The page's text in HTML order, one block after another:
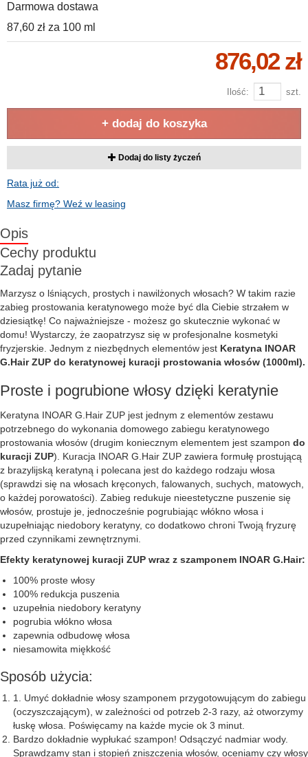
Darmowa dostawa
87,60 zł za 100 ml
876,02 zł
Ilość: szt.
+ dodaj do koszyka
Dodaj do listy życzeń
Rata już od:
Masz firmę? Weź w leasing
Opis
Cechy produktu
Zadaj pytanie
Marzysz o lśniących, prostych i nawilżonych włosach? W takim razie
zabieg prostowania keratynowego może być dla Ciebie strzałem w
dziesiątkę! Co najważniejsze - możesz go skutecznie wykonać w
domu! Wystarczy, że zaopatrzysz się w profesjonalne kosmetyki
fryzjerskie. Jednym z niezbędnych elementów jest Keratyna INOAR
G.Hair ZUP do keratynowej kuracji prostowania włosów (1000ml).
Proste i pogrubione włosy dzięki keratynie
Keratyna INOAR G.Hair ZUP jest jednym z elementów zestawu
potrzebnego do wykonania domowego zabiegu keratynowego
prostowania włosów (drugim koniecznym elementem jest szampon do
kuracji ZUP). Kuracja INOAR G.Hair ZUP zawiera formułę prostującą
z brazylijską keratyną i polecana jest do każdego rodzaju włosa
(sprawdzi się na włosach kręconych, falowanych, suchych, matowych,
o każdej porowatości). Zabieg redukuje nieestetyczne puszenie się
włosów, prostuje je, jednocześnie pogrubiając włókno włosa i
uzupełniając niedobory keratyny, co dodatkowo chroni Twoją fryzurę
przed czynnikami zewnętrznymi.
Efekty keratynowej kuracji ZUP wraz z szamponem INOAR G.Hair:
100% proste włosy
100% redukcja puszenia
uzupełnia niedobory keratyny
pogrubia włókno włosa
zapewnia odbudowę włosa
niesamowita miękkość
Sposób użycia:
1. Umyć dokładnie włosy szamponem przygotowującym do zabiegu
(oczyszczającym), w zależności od potrzeb 2-3 razy, aż otworzymy
łuskę włosa. Poświęcamy na każde mycie ok 3 minut.
Bardzo dokładnie wypłukać szampon! Odsączyć nadmiar wody.
Sprawdzamy stan i stopień zniszczenia włosów, oceniamy czy włosy